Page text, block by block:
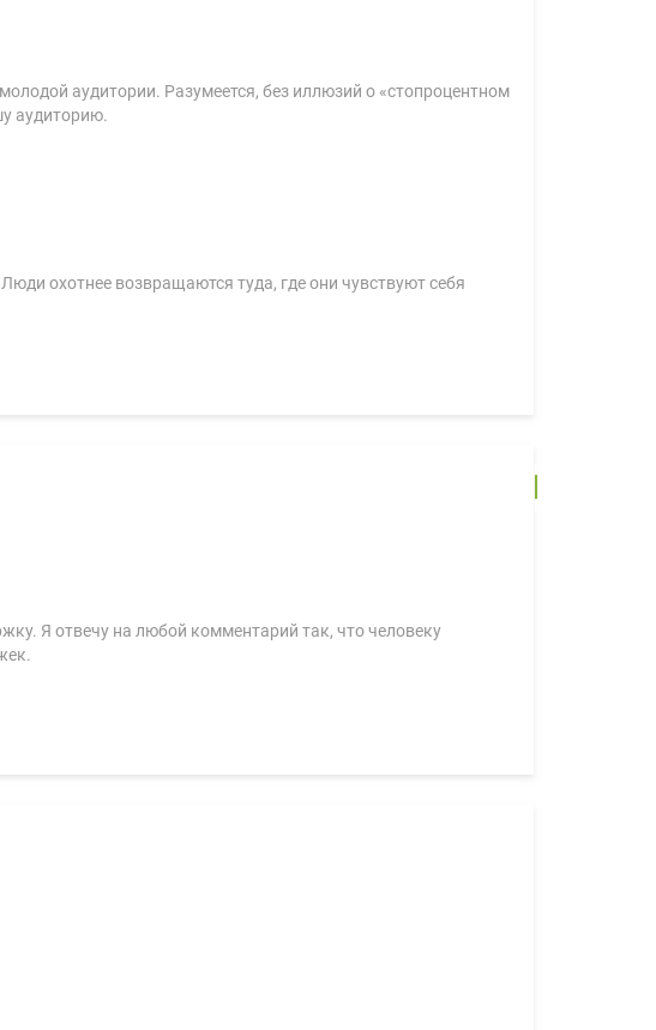
аудитории. Разумеется, без иллюзий о «стопроцентном
аудиторию.
охотнее возвращаются туда, где они чувствуют себя
Я отвечу на любой комментарий так, что человеку